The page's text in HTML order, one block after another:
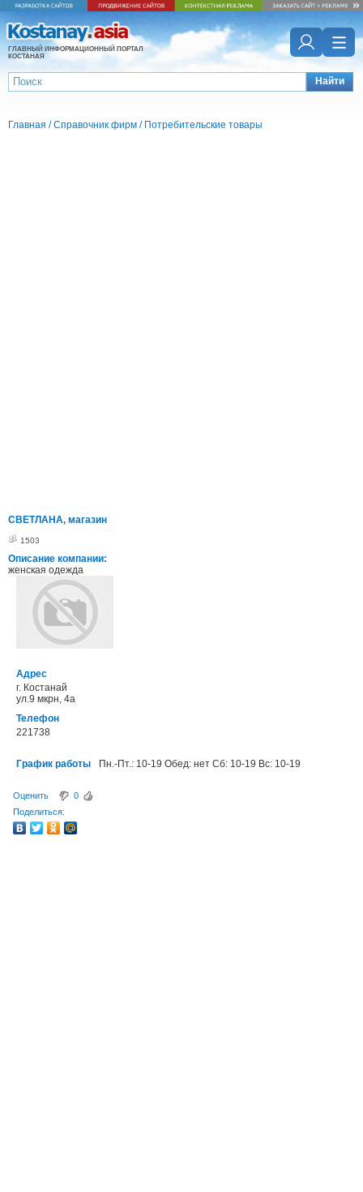
ГЛАВНЫЙ ИНФОРМАЦИОННЫЙ ПОРТАЛ
КОСТАНАЯ
Найти
Главная /Справочник фирм / Потребительские товары
СВЕТЛАНА, магазин
1503
Описание компании:
женская одежда
Адрес
г. Костанай
ул.9 мкрн, 4а
Телефон
221738
График работы Пн.-Пт.: 10-19 Обед: нет Сб: 10-19 Вс: 10-19
Оценить
0
Поделиться: